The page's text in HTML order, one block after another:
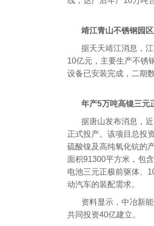
靖江青山不锈钢园
据天天靖江消息，
10亿元，主要生产不锈
设备已安装完成，二期
年产5万吨高镍三元
据唐山发布消息，
正式投产。该项目总投
硫酸镍及高纯氧化钪的
面积91300平方米，包
电池三元正极前驱体、
动汽车的装配需求。
资料显示，中冶新
共同投资40亿建立。